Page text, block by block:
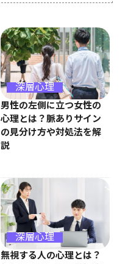
深層心理
男性の左側に立つ女性の
心理とは？脈ありサイン
の見分け方や対処法を解
説
深層心理
無視する人の心理とは？